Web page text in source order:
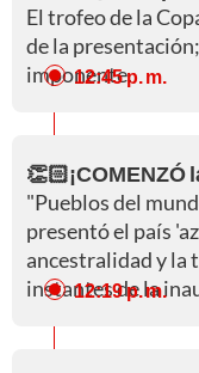
El trofeo de la
de la
imponente.
12:45 p. m.
"Pueblos del
presentó el país
ancestralidad y la
instantes de la
12:19 p. m.